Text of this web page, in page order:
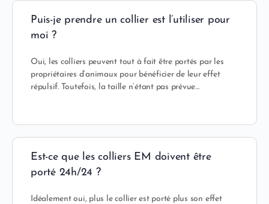
Puis-je prendre un collier est l’utiliser pour
moi ?
Oui, les colliers peuvent tout à fait être portés par les
propriétaires d’animaux pour bénéficier de leur effet
répulsif. Toutefois, la taille n’étant pas prévue…
Est-ce que les colliers EM doivent être
porté 24h/24 ?
Idéalement oui, plus le collier est porté plus son effet